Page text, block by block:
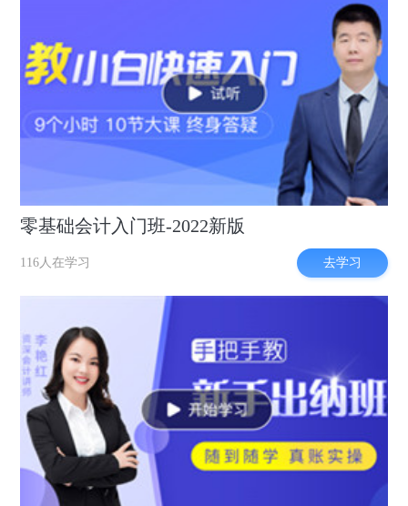
零基础会计入门班-2022新版
116人在学习 去学习